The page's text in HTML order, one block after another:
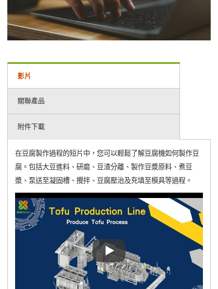
影片
關聯產品
附件下載
在豆腐製作過程的短片中，您可以輕鬆了解豆腐機如何製作豆
腐。包括大豆進料、研磨、豆渣分離、製作豆漿原料、煮豆
漿、泵送至凝固槽、攪拌、豆腐壓治及充填至模具等過程。
在豆腐製作過程的短片中，您